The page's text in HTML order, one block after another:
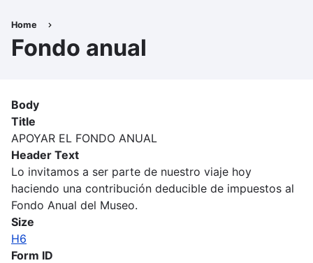
to
main
content
Breadcrumb
Home
Fondo anual
Body
Title
APOYAR EL FONDO ANUAL
Header Text
Lo invitamos a ser parte de nuestro viaje hoy
haciendo una contribución deducible de impuestos al
Fondo Anual del Museo.
Size
H6
Form ID